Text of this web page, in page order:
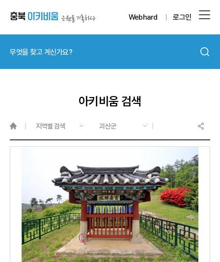
Webhard 로그인
아키비움 검색
지역별 검색 괴산군